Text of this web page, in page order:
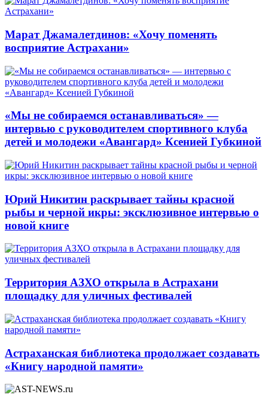
Марат Джамалетдинов: «Хочу поменять
восприятие Астрахани»
«Мы не собираемся останавливаться» —
интервью с руководителем спортивного клуба
детей и молодежи «Авангард» Ксенией Губкиной
Юрий Никитин раскрывает тайны красной
рыбы и черной икры: эксклюзивное интервью о
новой книге
Территория АЗХО открыла в Астрахани
площадку для уличных фестивалей
Астраханская библиотека продолжает создавать
«Книгу народной памяти»